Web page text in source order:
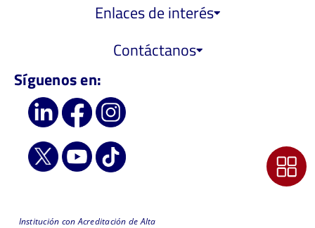
Enlaces de interés
Contáctanos
Síguenos en:
Institución con Acreditación de Alta